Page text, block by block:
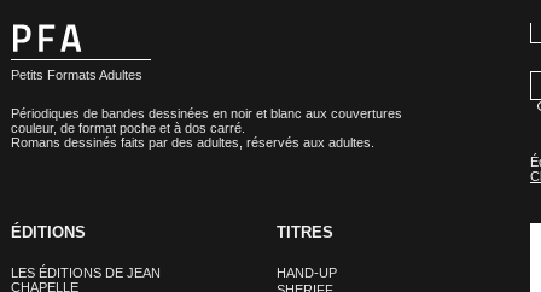
Petits Formats Adultes
Périodiques de bandes dessinées en noir et blanc aux couvertures
couleur, de format poche et à dos carré.
Romans dessinés faits par des adultes, réservés aux adultes.
ÉDITIONS
LES ÉDITIONS DE JEAN
CHAPELLE
TITRES
HAND-UP